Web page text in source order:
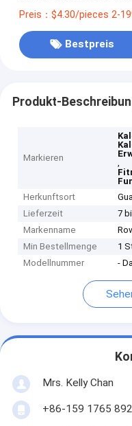
Preis：$4.30/pieces 2-
Bestpreis
Produkt-
Markieren
,
Herkunftsort
Lieferzeit
7
Markenname
Min Bestellmenge
1
Modellnummer
-
Mrs. Kelly Chan
+86-159 1765